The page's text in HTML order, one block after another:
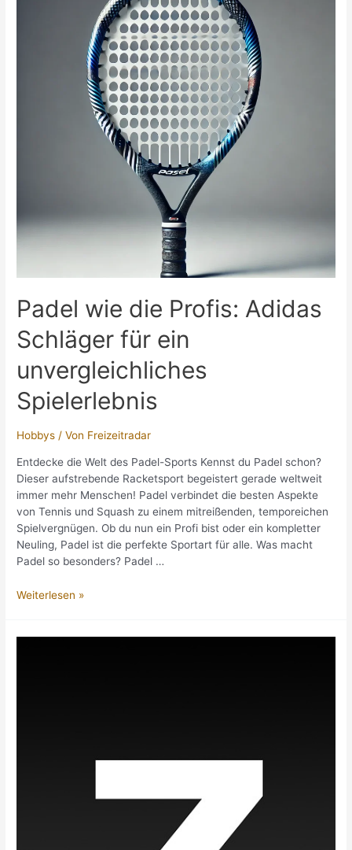
Padel wie die Profis: Adidas
Schläger für ein
unvergleichliches
Spielerlebnis
Hobbys / Von Freizeitradar
Entdecke die Welt des Padel-Sports Kennst du Padel schon?
Dieser aufstrebende Racketsport begeistert gerade weltweit
immer mehr Menschen! Padel verbindet die besten Aspekte
von Tennis und Squash zu einem mitreißenden, temporeichen
Spielvergnügen. Ob du nun ein Profi bist oder ein kompletter
Neuling, Padel ist die perfekte Sportart für alle. Was macht
Padel so besonders? Padel …
Padel
Weiterlesen »